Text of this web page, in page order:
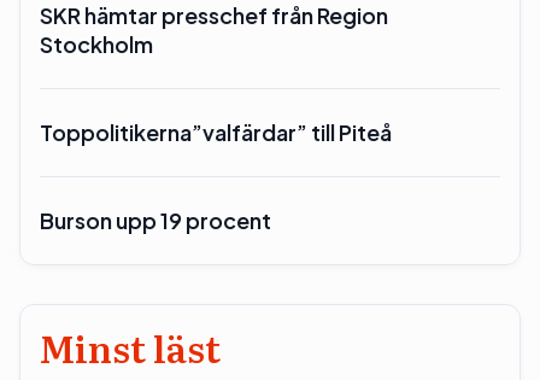
SKR hämtar presschef från Region
Stockholm
Toppolitikerna”valfärdar” till Piteå
Burson upp 19 procent
Minst läst